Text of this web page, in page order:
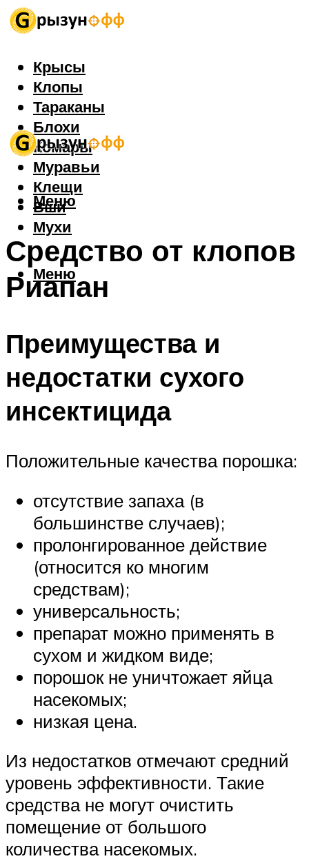
Крысы
Клопы
Тараканы
Блохи
Комары
Муравьи
Клещи
Вши
Мухи
Меню
Меню
Средство от клопов
Риапан
Преимущества и
недостатки сухого
инсектицида
Положительные качества порошка:
отсутствие запаха (в
большинстве случаев);
пролонгированное действие
(относится ко многим
средствам);
универсальность;
препарат можно применять в
сухом и жидком виде;
порошок не уничтожает яйца
насекомых;
низкая цена.
Из недостатков отмечают средний
уровень эффективности. Такие
средства не могут очистить
помещение от большого
количества насекомых.